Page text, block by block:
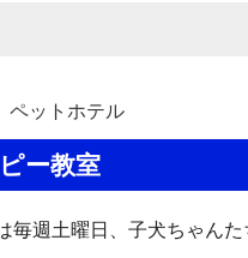
ペットホテル
パピー教室
毎週土曜日、子犬ちゃん